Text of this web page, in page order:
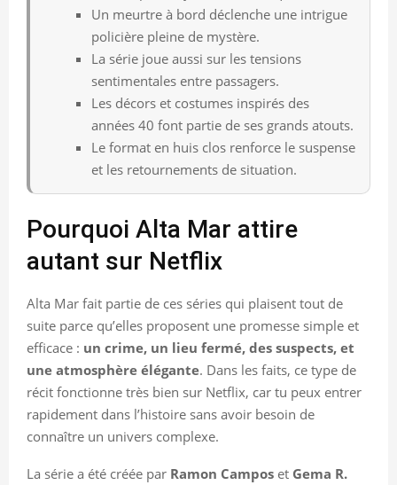
Un meurtre à bord déclenche une intrigue
policière pleine de mystère.
La série joue aussi sur les tensions
sentimentales entre passagers.
Les décors et costumes inspirés des
années 40 font partie de ses grands atouts.
Le format en huis clos renforce le suspense
et les retournements de situation.
Pourquoi Alta Mar attire
autant sur Netflix
Alta Mar fait partie de ces séries qui plaisent tout de
suite parce qu’elles proposent une promesse simple et
efficace : un crime, un lieu fermé, des suspects, et
une atmosphère élégante. Dans les faits, ce type de
récit fonctionne très bien sur Netflix, car tu peux entrer
rapidement dans l’histoire sans avoir besoin de
connaître un univers complexe.
La série a été créée par Ramon Campos et Gema R.